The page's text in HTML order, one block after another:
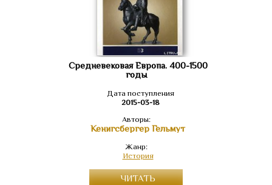
Средневековая Европа. 400-1500
годы
Дата поступления
2015-03-18
Авторы:
Кенигсбергер Гельмут
Жанр:
История
ЧИТАТЬ